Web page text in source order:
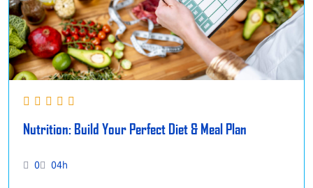
Nutrition: Build Your Perfect Diet & Meal Plan
0 04h